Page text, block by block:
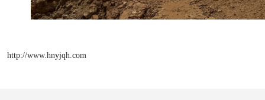
http://www.hnyjqh.com